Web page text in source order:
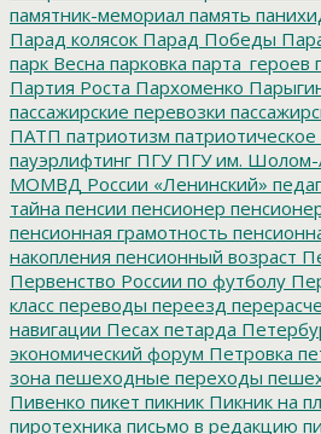
памятник-мемориал память
Парад колясок Парад Победы
парк Весна парковка парта_героев
Партия Роста Пархоменко
пассажирские перевозки
ПАТП патриотизм
пауэрлифтинг ПГУПГУ им. Шолом-
МОМВД России «Ленинский»
тайна пенсии пенсионер
пенсионная грамотность
накопления пенсионный возраст
Первенство России по футболу
класс переводы переезд
навигации Песах петарда
экономический форум Петровка
зона пешеходные переходы
Пивенко пикет пикник Пикник на
пиротехника письмо в редакцию